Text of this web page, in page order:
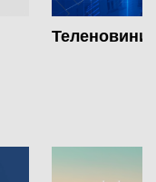
Теленовини